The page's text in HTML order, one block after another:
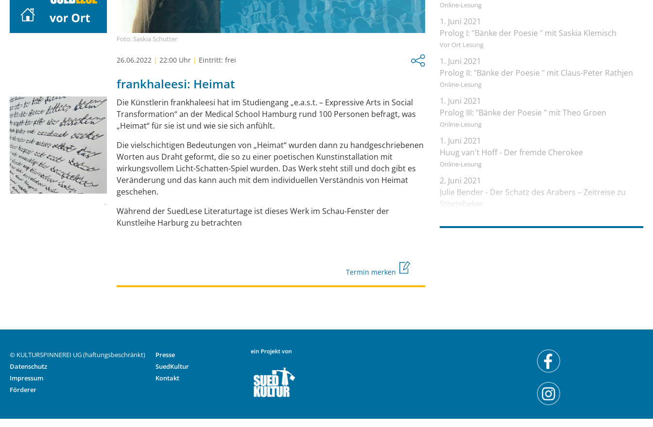
Foto: Saskia Schutter
26.06.2022 | 22:00 Uhr | Eintritt: frei
frankhaleesi: Heimat
..
Die Künstlerin frankhaleesi hat im Studiengang „e.a.s.t. – Expressive Arts in Social
Transformation“ an der Medical School Hamburg rund 100 Personen befragt, was
„Heimat“ für sie ist und wie sie sich anfühlt.
Die vielschichtigen Bedeutungen von „Heimat“ wurden dann zu handgeschriebenen
Worten aus Draht geformt, die so zu einer poetischen Kunstinstallation mit
wirkungsvollem Licht-Schatten-Spiel wurden. Das Werk steht still und doch gibt es
Veränderung und das kann auch mit dem individuellen Verständnis von Heimat
geschehen.
Während der SuedLese Literaturtage ist dieses Werk im Schau-Fenster der
Kunstleihe Harburg zu betrachten
Termin merken
Online-Lesung
1. Juni 2021
Prolog I: "Bänke der Poesie " mit Saskia Klemisch
Vor Ort Lesung
1. Juni 2021
Prolog II: "Bänke der Poesie " mit Claus-Peter Rathjen
Online-Lesung
1. Juni 2021
Prolog III: "Bänke der Poesie " mit Theo Groen
Online-Lesung
1. Juni 2021
Huug van't Hoff - Der fremde Cherokee
Online-Lesung
2. Juni 2021
Julie Bender - Der Schatz des Arabers – Zeitreise zu
Störtebeker
Workshop: Antje von Stemm - Mini-POP-IT-YOURSELF
© KULTURSPINNEREI UG (haftungsbeschränkt)
Datenschutz
Impressum
Förderer
Presse
SuedKultur
Kontakt